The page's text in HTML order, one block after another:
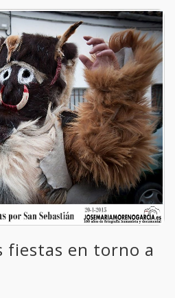
fiestas en torno a